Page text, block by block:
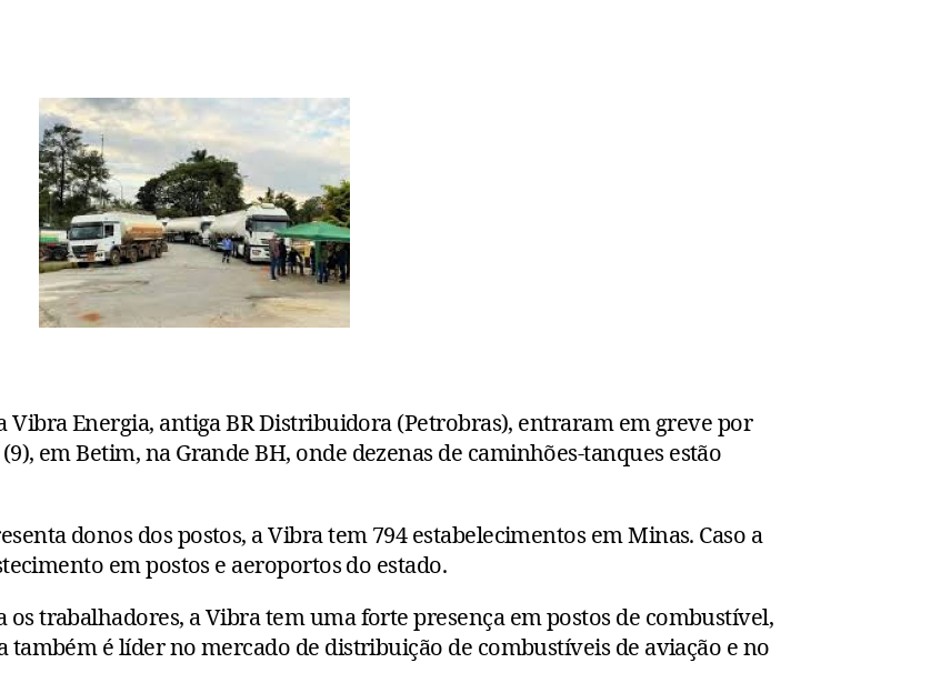
Energia, antiga BR Distribuidora (Petrobras), entraram em greve por
em Betim, na Grande BH, onde dezenas de caminhões-tanques estão
donos dos postos, a Vibra tem 794 estabelecimentos em Minas. Caso a
em postos e aeroportos do estado.
trabalhadores, a Vibra tem uma forte presença em postos de combustível,
também é líder no mercado de distribuição de combustíveis de aviação e no